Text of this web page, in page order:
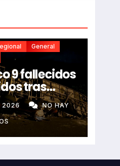
General
9 fallecidos
tras
despiste
Chancas
contra
2026 NO HAY